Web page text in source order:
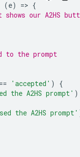
(e) => {
our A2HS
to the prompt
'accepted' )
{
the A2HS prompt'
the A2HS prompt'